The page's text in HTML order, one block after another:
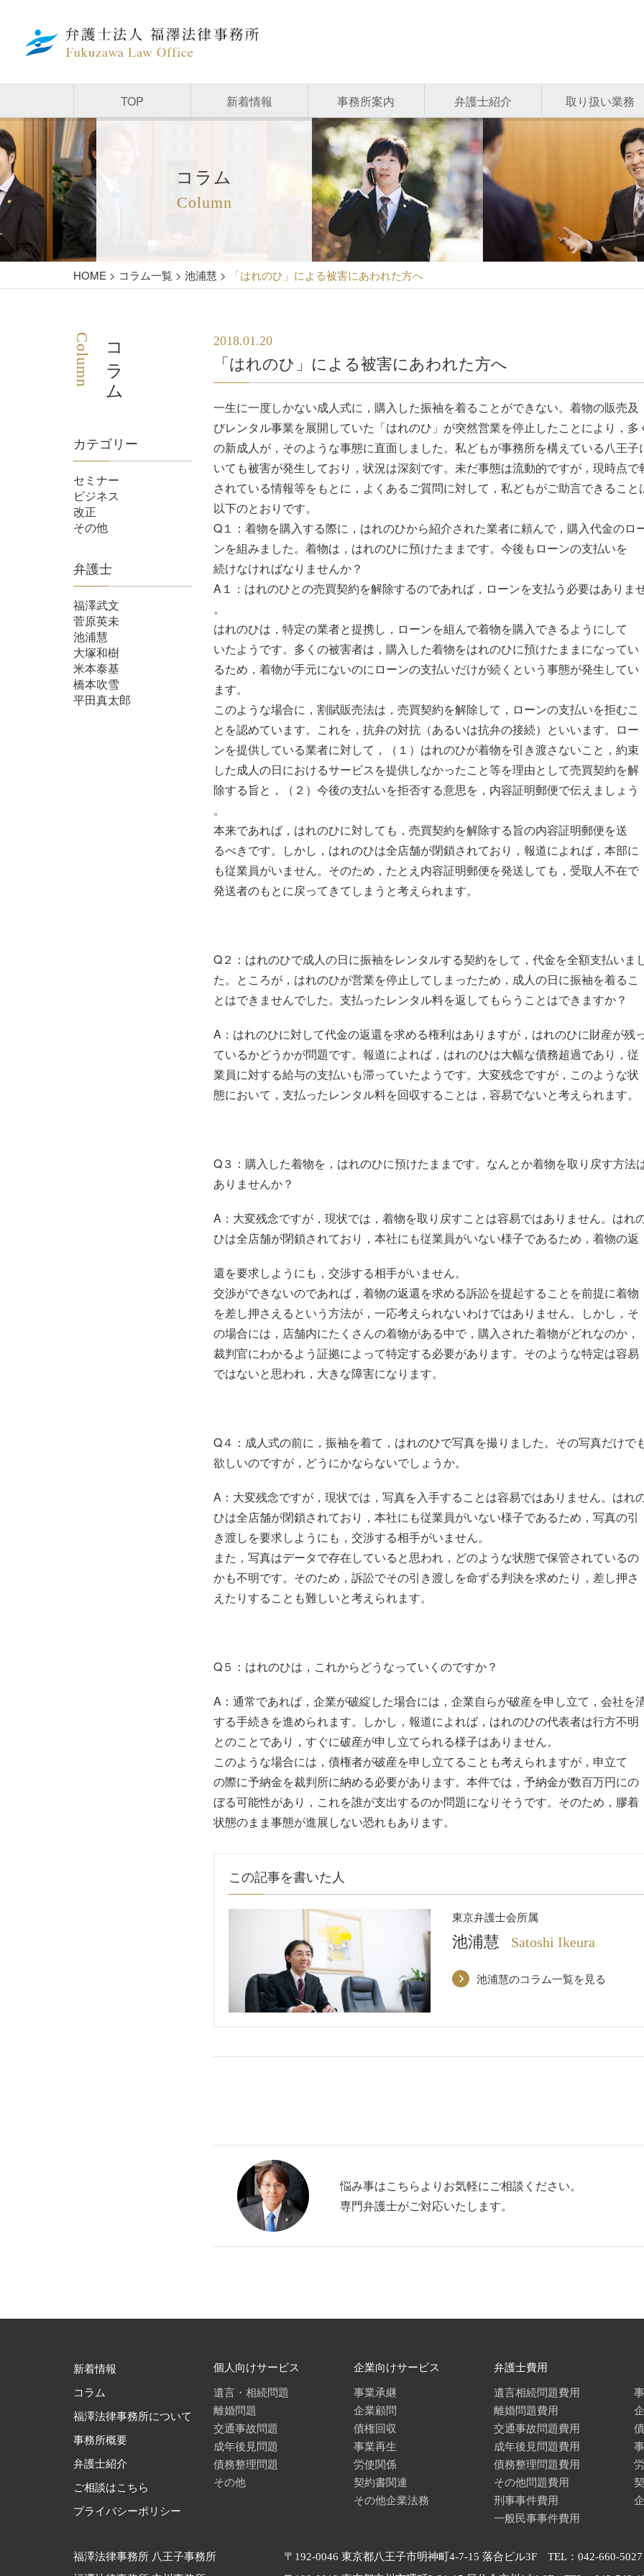
TOP 新着情報 事務所案内 弁護士紹介 取り扱い業務
コラム
Column
HOME > コラム一覧 > 池浦慧 > 「はれのひ」による被害にあわれた方へ
コラム
Column
カテゴリー
セミナー
ビジネス
改正
その他
弁護士
福澤武文
菅原英未
池浦慧
大塚和樹
米本泰基
橋本吹雪
平田真太郎
2018.01.20
「はれのひ」による被害にあわれた方へ
一生に一度しかない成人式に，購入した振袖を着ることができない。着物の販売及
びレンタル事業を展開していた「はれのひ」が突然営業を停止したことにより，多
の新成人が，そのような事態に直面しました。私どもが事務所を構えている八王子
いても被害が発生しており，状況は深刻です。未だ事態は流動的ですが，現時点で
されている情報等をもとに，よくあるご質問に対して，私どもがご助言できること
以下のとおりです。
Q１：着物を購入する際に，はれのひから紹介された業者に頼んで，購入代金のロ
ンを組みました。着物は，はれのひに預けたままです。今後もローンの支払いを
続けなければなりませんか？
A１：はれのひとの売買契約を解除するのであれば，ローンを支払う必要はありま
。
はれのひは，特定の業者と提携し，ローンを組んで着物を購入できるようにして
いたようです。多くの被害者は，購入した着物をはれのひに預けたままになってい
るため，着物が手元にないのにローンの支払いだけが続くという事態が発生してい
ます。
このような場合に，割賦販売法は，売買契約を解除して，ローンの支払いを拒むこ
とを認めています。これを，抗弁の対抗（あるいは抗弁の接続）といいます。ロー
ンを提供している業者に対して，（１）はれのひが着物を引き渡さないこと，約束
した成人の日におけるサービスを提供しなかったこと等を理由として売買契約を解
除する旨と，（２）今後の支払いを拒否する意思を，内容証明郵便で伝えましょう
。
本来であれば，はれのひに対しても，売買契約を解除する旨の内容証明郵便を送
るべきです。しかし，はれのひは全店舗が閉鎖されており，報道によれば，本部に
も従業員がいません。そのため，たとえ内容証明郵便を発送しても，受取人不在で
発送者のもとに戻ってきてしまうと考えられます。
Q２：はれのひで成人の日に振袖をレンタルする契約をして，代金を全額支払いま
た。ところが，はれのひが営業を停止してしまったため，成人の日に振袖を着るこ
とはできませんでした。支払ったレンタル料を返してもらうことはできますか？
A：はれのひに対して代金の返還を求める権利はありますが，はれのひに財産が残
ているかどうかが問題です。報道によれば，はれのひは大幅な債務超過であり，従
業員に対する給与の支払いも滞っていたようです。大変残念ですが，このような状
態において，支払ったレンタル料を回収することは，容易でないと考えられます。
Q３：購入した着物を，はれのひに預けたままです。なんとか着物を取り戻す方法
ありませんか？
A：大変残念ですが，現状では，着物を取り戻すことは容易ではありません。はれ
ひは全店舗が閉鎖されており，本社にも従業員がいない様子であるため，着物の返
還を要求しようにも，交渉する相手がいません。
交渉ができないのであれば，着物の返還を求める訴訟を提起することを前提に着物
を差し押さえるという方法が，一応考えられないわけではありません。しかし，そ
の場合には，店舗内にたくさんの着物がある中で，購入された着物がどれなのか，
裁判官にわかるよう証拠によって特定する必要があります。そのような特定は容易
ではないと思われ，大きな障害になります。
Q４：成人式の前に，振袖を着て，はれのひで写真を撮りました。その写真だけで
欲しいのですが，どうにかならないでしょうか。
A：大変残念ですが，現状では，写真を入手することは容易ではありません。はれ
ひは全店舗が閉鎖されており，本社にも従業員がいない様子であるため，写真の引
き渡しを要求しようにも，交渉する相手がいません。
また，写真はデータで存在していると思われ，どのような状態で保管されているの
かも不明です。そのため，訴訟でその引き渡しを命ずる判決を求めたり，差し押さ
えたりすることも難しいと考えられます。
Q５：はれのひは，これからどうなっていくのですか？
A：通常であれば，企業が破綻した場合には，企業自らが破産を申し立て，会社を
する手続きを進められます。しかし，報道によれば，はれのひの代表者は行方不明
とのことであり，すぐに破産が申し立てられる様子はありません。
このような場合には，債権者が破産を申し立てることも考えられますが，申立て
の際に予納金を裁判所に納める必要があります。本件では，予納金が数百万円にの
ぼる可能性があり，これを誰が支出するのか問題になりそうです。そのため，膠着
状態のまま事態が進展しない恐れもあります。
この記事を書いた人
東京弁護士会所属
池浦慧 Satoshi Ikeura
池浦慧のコラム一覧を見る
悩み事はこちらよりお気軽にご相談ください。
専門弁護士がご対応いたします。
新着情報
コラム
福澤法律事務所について
事務所概要
弁護士紹介
ご相談はこちら
プライバシーポリシー
個人向けサービス
遺言・相続問題
離婚問題
交通事故問題
成年後見問題
債務整理問題
その他
企業向けサービス
事業承継
企業顧問
債権回収
事業再生
労使関係
契約書関連
その他企業法務
弁護士費用
遺言相続問題費用
離婚問題費用
交通事故問題費用
成年後見問題費用
債務整理問題費用
その他問題費用
刑事事件費用
一般民事事件費用
福澤法律事務所 八王子事務所
〒192-0046 東京都八王子市明神町4-7-15 落合ビル3F TEL：042-660-5027